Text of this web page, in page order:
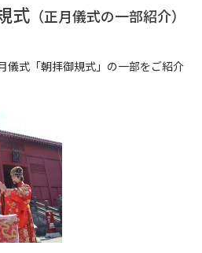
式 （正月儀式の一部紹介）
儀式「朝拝御規式」の一部をご紹介